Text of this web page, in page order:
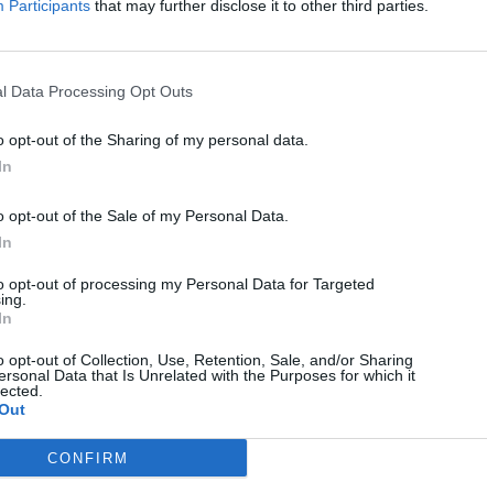
Participants that may further disclose it to other third parties.
Data Processing Opt Outs
opt-out of the Sharing of my personal data.
opt-out of the Sale of my Personal Data.
opt-out of processing my Personal Data for Targeted
opt-out of Collection, Use, Retention, Sale, and/or Sharing
Data that Is Unrelated with the Purposes for which it
CONFIRM
υποψηφίων
Online Βιογραφικού
Καριέρας
Περιγραφές Θέσεων Εργασίας
Υπολογισμός καθαρού μισθού